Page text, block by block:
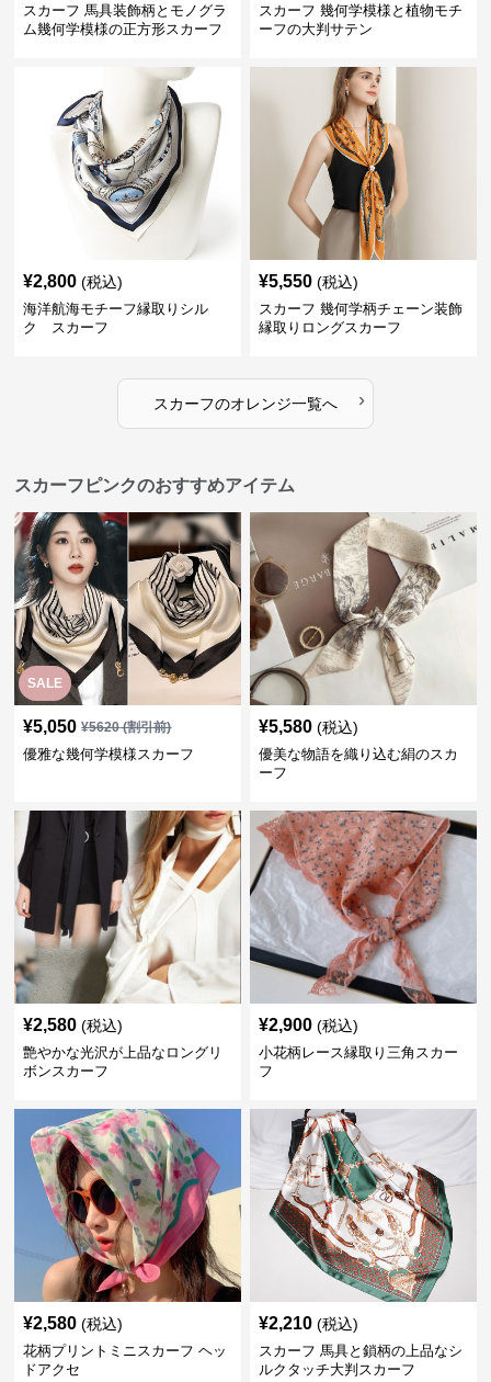
スカーフ 馬具装飾柄とモノグラ
ム幾何学模様の正方形スカーフ
スカーフ 幾何学模様と植物モチ
ーフの大判サテン
¥2,800 (税込)
海洋航海モチーフ縁取りシル
ク スカーフ
¥5,550 (税込)
スカーフ 幾何学柄チェーン装飾
縁取りロングスカーフ
スカーフのオレンジ一覧へ ›
スカーフピンクのおすすめアイテム
SALE
¥5,050 ¥5620(割引前)
優雅な幾何学模様スカーフ
¥5,580 (税込)
優美な物語を織り込む絹のスカ
ーフ
¥2,580 (税込)
艶やかな光沢が上品なロングリ
ボンスカーフ
¥2,900 (税込)
小花柄レース縁取り三角スカー
フ
¥2,580 (税込)
花柄プリントミニスカーフ ヘッ
ドアクセ
¥2,210 (税込)
スカーフ 馬具と鎖柄の上品なシ
ルクタッチ大判スカーフ